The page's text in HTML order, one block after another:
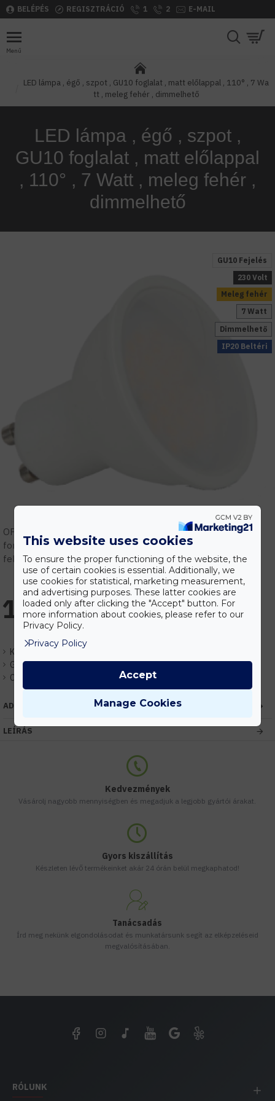
BELÉPÉS REGISZTRÁCIÓ 1 2 E-MAIL
LED lámpa , égő , szpot , GU10 foglalat , matt előlappal , 110° , 7 Wa
tt , meleg fehér , dimmelhető
LED lámpa , égő , szpot ,
GU10 foglalat , matt előlappal
, 110° , 7 Watt , meleg fehér ,
dimmelhető
Meleg fehér
GU10 Fejelés
IP20 Beltéri
Dimmelhető
230 Volt
7 Watt
OPTONICA LED gyári képviselet! Vásárolj megbízható
forrásból! Szakmai támogatás, tervezés, gyári garanciális
feltételek.
Készlet:
Raktáron
Gyártó:Optonica
Cikkszám:
1.654 Ft
ADATOK
LEÍRÁS
Kedvezmények
Vásárolj nagyobb mennyiségben és megadjuk a legjobb gyártói árakat.
Gyors kiszállítás
Készleten lévő termékeinket akár 24 órán belül megkaphatod!
Tanácsadás
Írd meg nekünk elgondolásodat és munkatársunk segít az elképzeléseid
megvalósításában.
RÓLUNK
This website uses cookies
To ensure the proper functioning of the website, the
use of certain cookies is essential. Additionally, we
use cookies for statistical, marketing measurement,
and advertising purposes. These latter cookies are
loaded only after clicking the "Accept" button. For
more information about cookies, please refer to our
Privacy Policy.
Privacy Policy
Manage Cookies
Accept